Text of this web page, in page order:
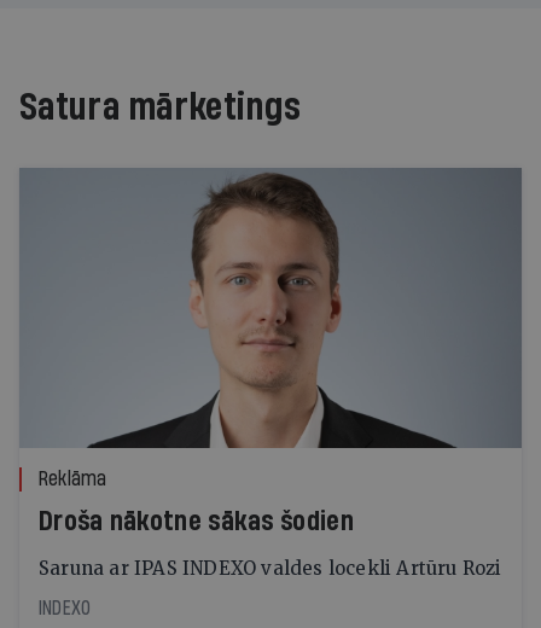
Satura mārketings
Reklāma
Droša nākotne sākas šodien
Saruna ar IPAS INDEXO valdes locekli Artūru Rozi
INDEXO